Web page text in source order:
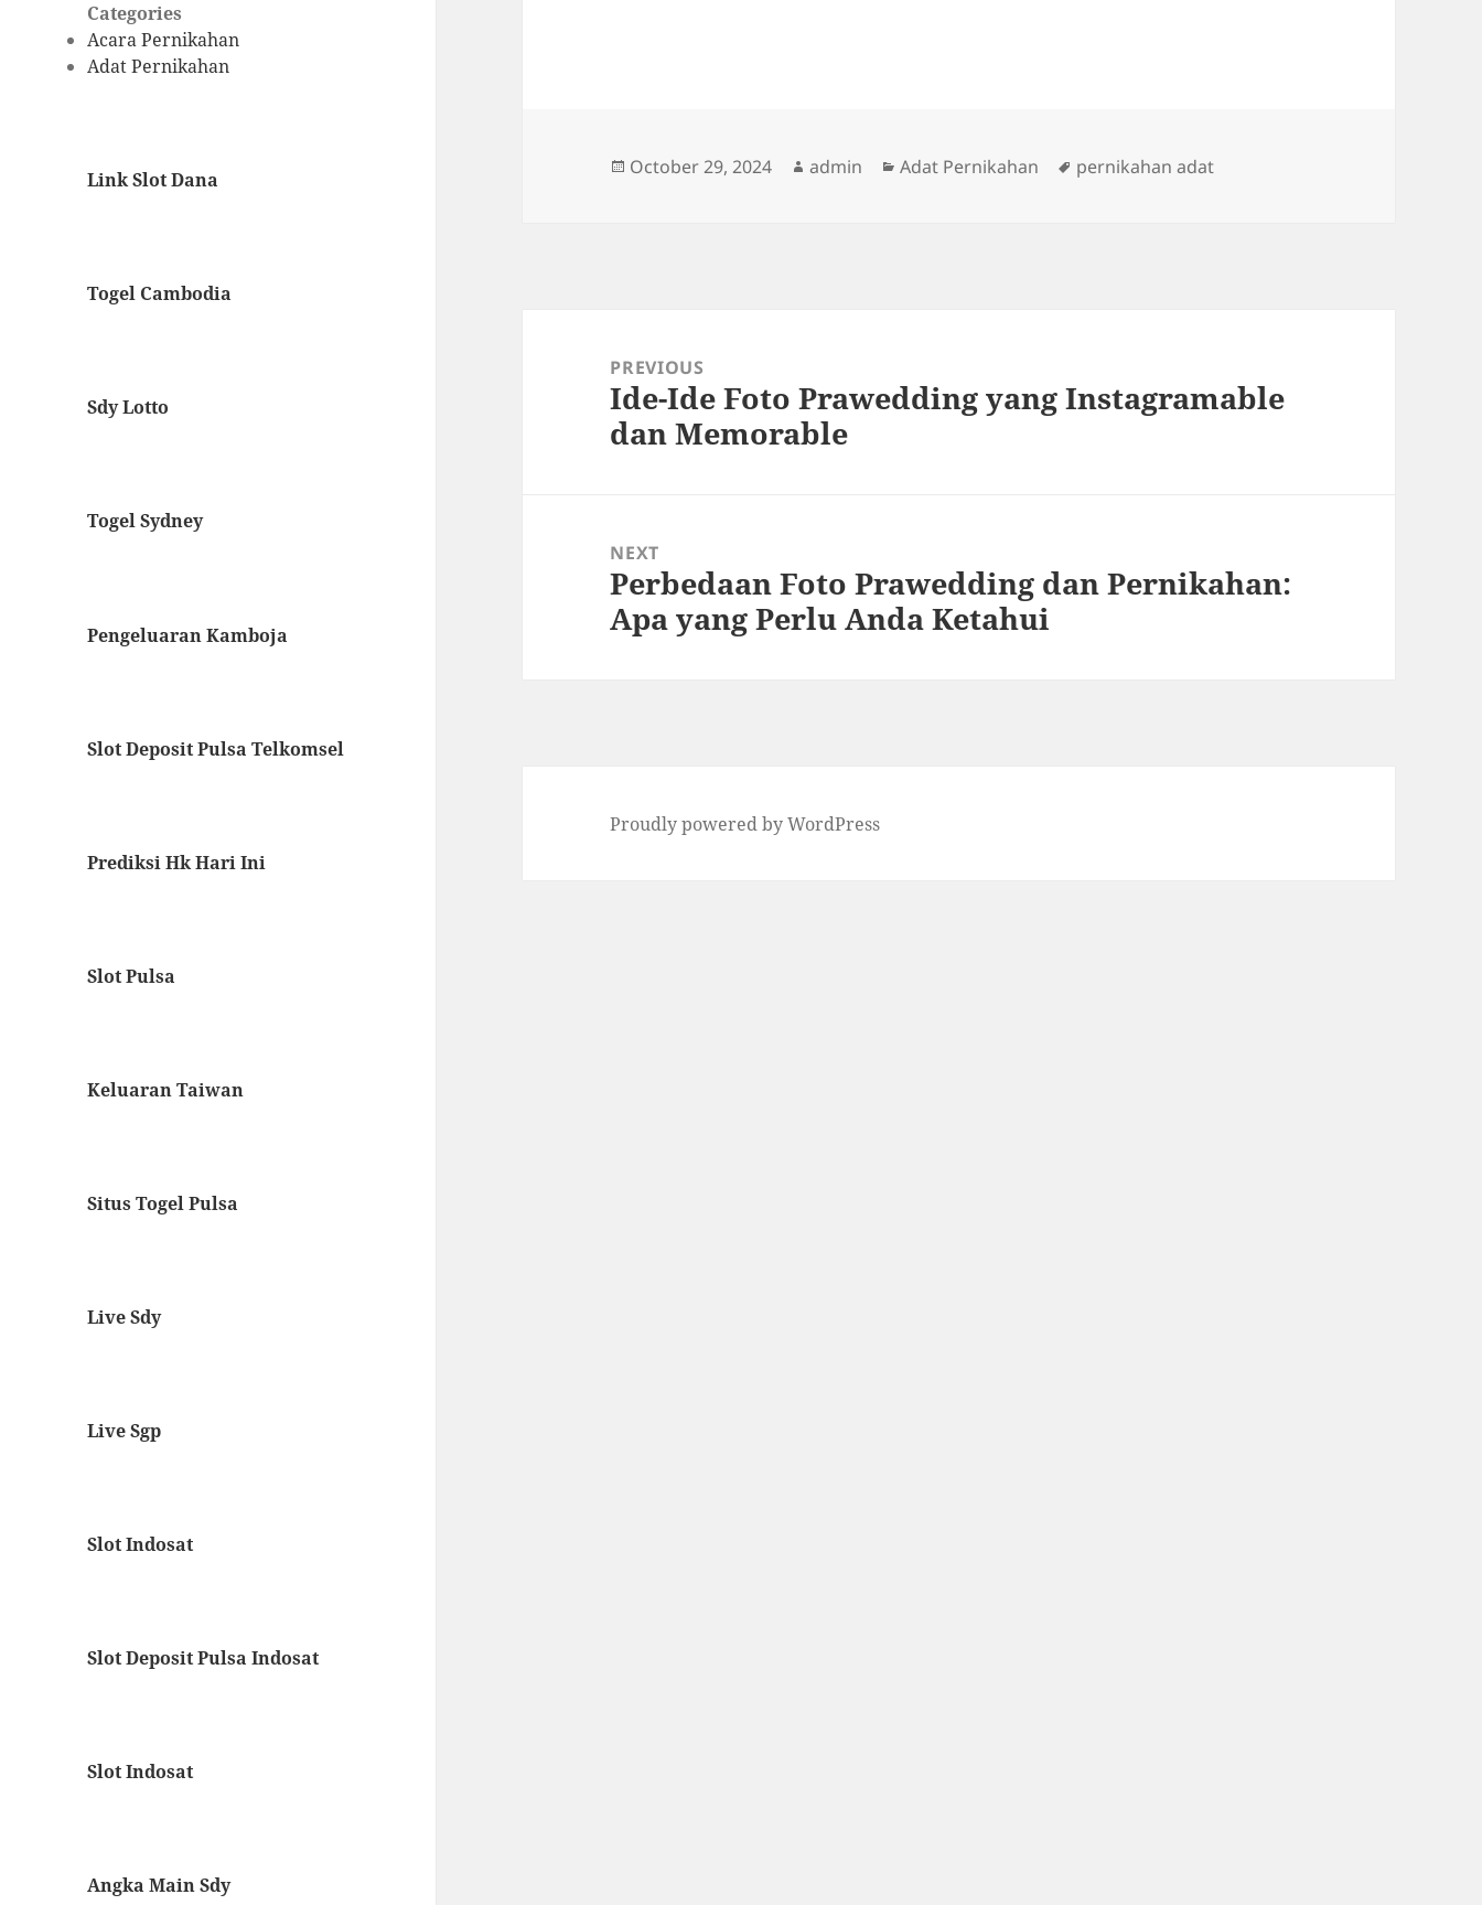
Categories
Acara Pernikahan
Adat Pernikahan
Link Slot Dana
Togel Cambodia
Sdy Lotto
Togel Sydney
Pengeluaran Kamboja
Slot Deposit Pulsa Telkomsel
Prediksi Hk Hari Ini
Slot Pulsa
Keluaran Taiwan
Situs Togel Pulsa
Live Sdy
Live Sgp
Slot Indosat
Slot Deposit Pulsa Indosat
Slot Indosat
Angka Main Sdy
Posted
October 29, 2024 Author
admin Categories
Adat Pernikahan Tags
pernikahan adat
navigationPREVIOUS
Previous
post:
Ide-Ide Foto Prawedding yang Instagramable
dan Memorable
NEXT
Next
post:
Perbedaan Foto Prawedding dan Pernikahan:
Apa yang Perlu Anda Ketahui
Proudly powered by WordPress